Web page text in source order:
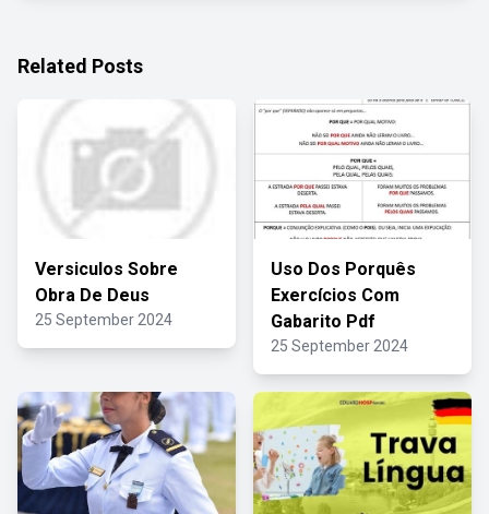
Related Posts
Versiculos Sobre
Obra De Deus
25 September 2024
Uso Dos Porquês
Exercícios Com
Gabarito Pdf
25 September 2024